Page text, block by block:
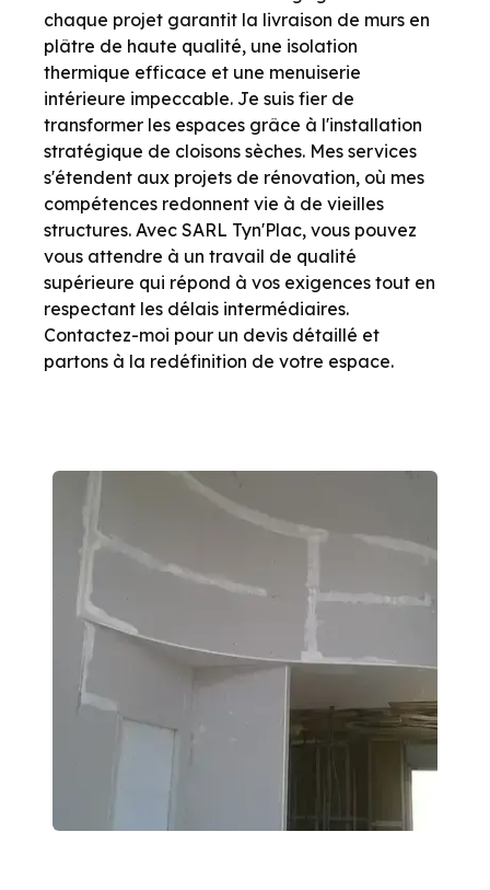
chaque projet garantit la livraison de murs en
plâtre de haute qualité, une isolation
thermique efficace et une menuiserie
intérieure impeccable. Je suis fier de
transformer les espaces grâce à l'installation
stratégique de cloisons sèches. Mes services
s'étendent aux projets de rénovation, où mes
compétences redonnent vie à de vieilles
structures. Avec SARL Tyn'Plac, vous pouvez
vous attendre à un travail de qualité
supérieure qui répond à vos exigences tout en
respectant les délais intermédiaires.
Contactez-moi pour un devis détaillé et
partons à la redéfinition de votre espace.